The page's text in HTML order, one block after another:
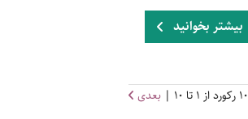
بیشتر بخوانید
بعدی